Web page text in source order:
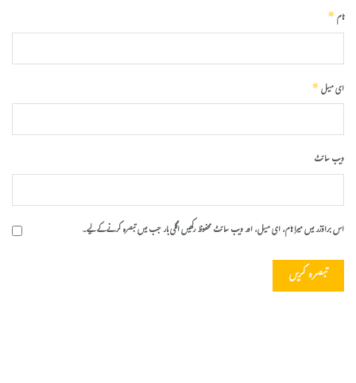
نام*
ای میل*
ویب‌ سائٹ
اس براؤزر میں میرا نام، ای میل، اور ویب سائٹ محفوظ رکھیں اگلی بار جب میں تبصرہ کرنے کےلیے۔